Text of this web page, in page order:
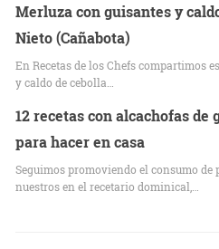
Merluza con guisantes y
Nieto (Cañabota)
En Recetas de los Chefs compartimos
y caldo de cebolla…
12 recetas con alcachofas de
para hacer en casa
Seguimos promoviendo el consumo de
nuestros en el recetario dominical,…